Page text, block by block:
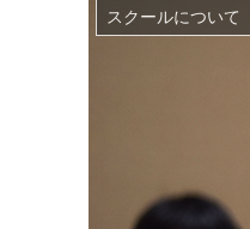
スクールについて